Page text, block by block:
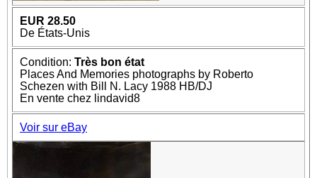
EUR 28.50
De États-Unis
Condition: Très bon état
Places And Memories photographs by Roberto
Schezen with Bill N. Lacy 1988 HB/DJ
En vente chez lindavid8
Voir sur eBay